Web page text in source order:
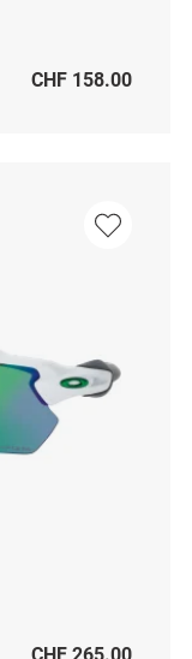
CHF 158.00
CHF 265.00